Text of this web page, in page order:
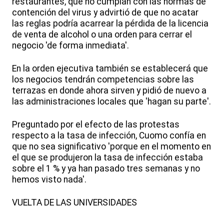
contención del virus y advirtió de que no acatar
las reglas podría acarrear la pérdida de la licencia
de venta de alcohol o una orden para cerrar el
negocio 'de forma inmediata'.
En la orden ejecutiva también se establecerá que
los negocios tendrán competencias sobre las
terrazas en donde ahora sirven y pidió de nuevo a
las administraciones locales que 'hagan su parte'.
Preguntado por el efecto de las protestas
respecto a la tasa de infección, Cuomo confía en
que no sea significativo 'porque en el momento en
el que se produjeron la tasa de infección estaba
sobre el 1 % y ya han pasado tres semanas y no
hemos visto nada'.
VUELTA DE LAS UNIVERSIDADES